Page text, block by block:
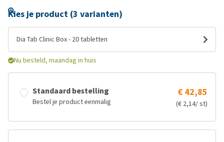
Kies je product (3 varianten)
Dia Tab Clinic Box - 20 tabletten
Nu besteld, maandag in huis
Standaard bestelling
Bestel je product eenmalig
€ 42,85
(€ 2,14/ st)